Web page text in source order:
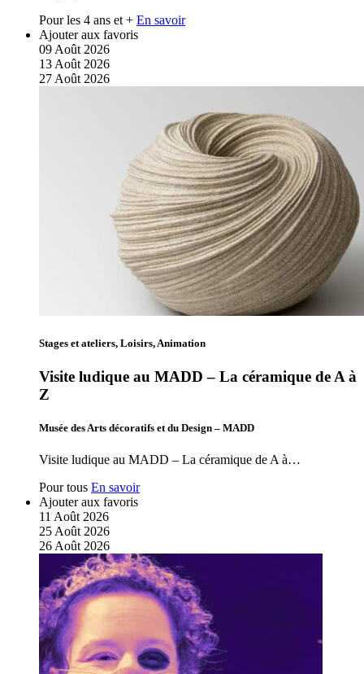
Pour les 4 ans et + En savoir
Ajouter aux favoris
09 Août 2026
13 Août 2026
27 Août 2026
Stages et ateliers, Loisirs, Animation
Visite ludique au MADD – La céramique de A à
Z
Musée des Arts décoratifs et du Design – MADD
Visite ludique au MADD – La céramique de A à…
Pour tous En savoir
Ajouter aux favoris
11 Août 2026
25 Août 2026
26 Août 2026